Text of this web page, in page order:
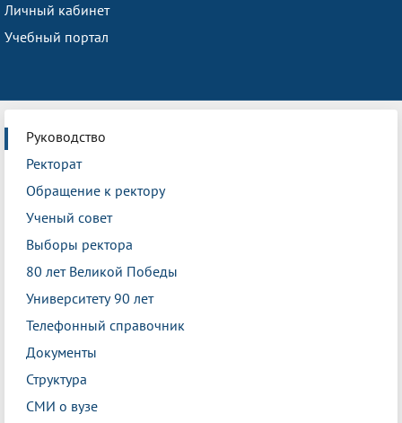
Личный кабинет
Учебный портал
Руководство
Ректорат
Обращение к ректору
Ученый совет
Выборы ректора
80 лет Великой Победы
Университету 90 лет
Телефонный справочник
Документы
Структура
СМИ о вузе